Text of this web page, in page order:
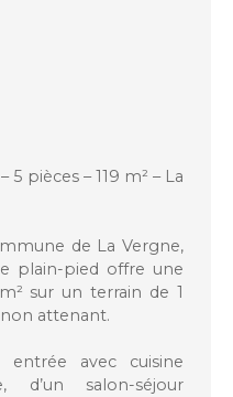
pièces – 119 m² – La
de La Vergne,
plain-pied offre une
sur un terrain de 1
attenant.
entrée avec cuisine
d’un salon-séjour